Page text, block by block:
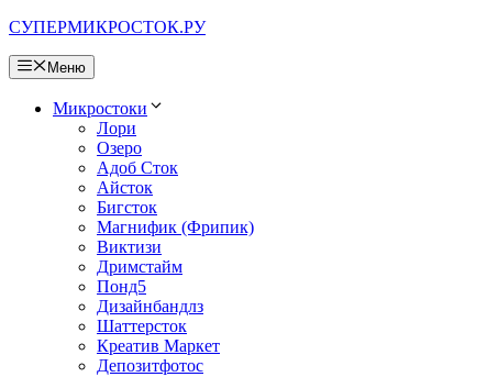
Перейти
содержимому
СУПЕРМИКРОСТОК.РУ
Меню
Микростоки
Лори
Озеро
Адоб Сток
Айсток
Бигсток
Магнифик (Фрипик)
Виктизи
Дримстайм
Понд5
Дизайнбандлз
Шаттерсток
Креатив Маркет
Депозитфотос